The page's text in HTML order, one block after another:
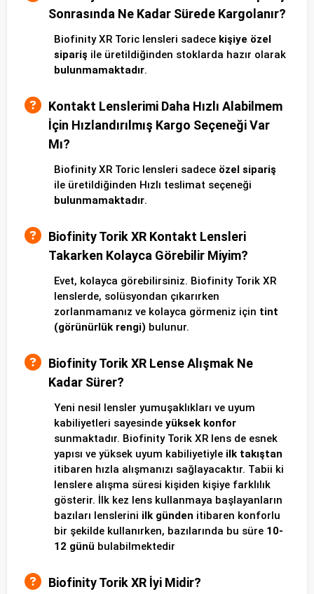
Sonrasında Ne Kadar Sürede Kargolanır?
Biofinity XR Toric lensleri sadece kişiye özel
sipariş ile üretildiğinden stoklarda hazır olarak
bulunmamaktadır.
Kontakt Lenslerimi Daha Hızlı Alabilmem
İçin Hızlandırılmış Kargo Seçeneği Var
Mı?
Biofinity XR Toric lensleri sadece özel sipariş
ile üretildiğinden Hızlı teslimat seçeneği
bulunmamaktadır.
Biofinity Torik XR Kontakt Lensleri
Takarken Kolayca Görebilir Miyim?
Evet, kolayca görebilirsiniz. Biofinity Torik XR
lenslerde, solüsyondan çıkarırken
zorlanmamanız ve kolayca görmeniz için tint
(görünürlük rengi) bulunur.
Biofinity Torik XR Lense Alışmak Ne
Kadar Sürer?
Yeni nesil lensler yumuşaklıkları ve uyum
kabiliyetleri sayesinde yüksek konfor
sunmaktadır. Biofinity Torik XR lens de esnek
yapısı ve yüksek uyum kabiliyetiyle ilk takıştan
itibaren hızla alışmanızı sağlayacaktır. Tabii ki
lenslere alışma süresi kişiden kişiye farklılık
gösterir. İlk kez lens kullanmaya başlayanların
bazıları lenslerini ilk günden itibaren konforlu
bir şekilde kullanırken, bazılarında bu süre 10-
12 günü bulabilmektedir
Biofinity Torik XR İyi Midir?